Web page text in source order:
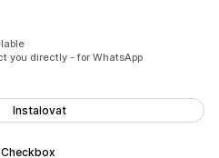
you directly - for WhatsApp
Instalovat